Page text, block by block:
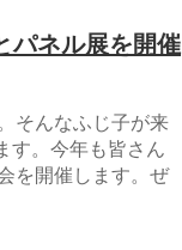
パネル展を開催
そんなふじ子が来
す。今年も皆さん
を開催します。ぜ